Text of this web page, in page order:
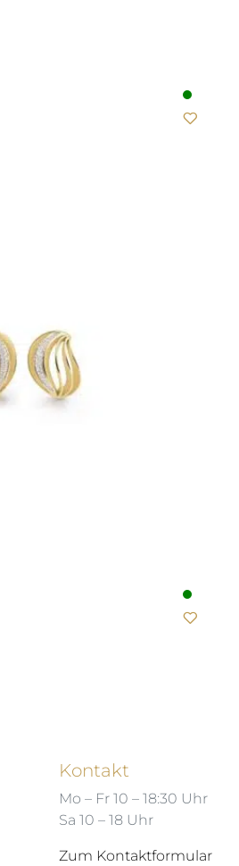
Kontakt
Mo – Fr 10 – 18:30 Uhr
Sa 10 – 18 Uhr
Zum Kontaktformular